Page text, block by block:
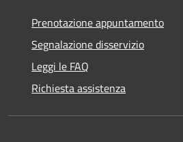
Prenotazione appuntamento
Segnalazione disservizio
Leggi le FAQ
Richiesta assistenza